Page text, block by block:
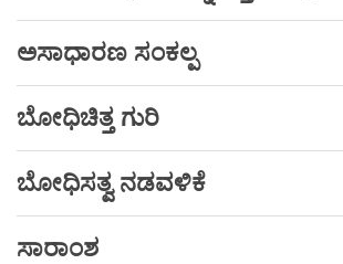
ಅಸಾಧಾರಣ ಸಂಕಲ್ಪ
ಬೋಧಿಚಿತ್ತ ಗುರಿ
ಬೋಧಿಸತ್ವ ನಡವಳಿಕೆ
ಸಾರಾಂಶ